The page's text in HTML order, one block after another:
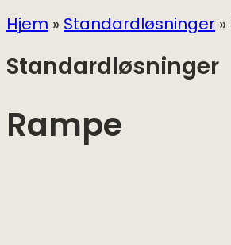
Hjem»Standardløsninger»
Standardløsninger
Rampe